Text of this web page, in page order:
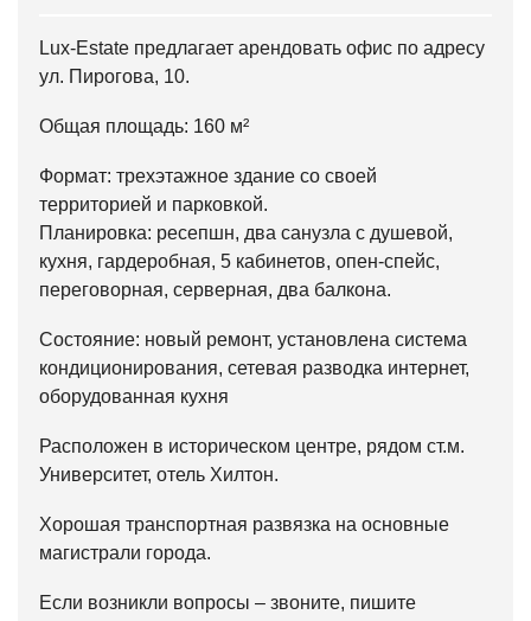
Lux-Estate предлагает арендовать офис по адресу
ул. Пирогова, 10.
Общая площадь: 160 м²
Формат: трехэтажное здание со своей
территорией и парковкой.
Планировка: ресепшн, два санузла с душевой,
кухня, гардеробная, 5 кабинетов, опен-спейс,
переговорная, серверная, два балкона.
Состояние: новый ремонт, установлена система
кондиционирования, сетевая разводка интернет,
оборудованная кухня
Расположен в историческом центре, рядом ст.м.
Университет, отель Хилтон.
Хорошая транспортная развязка на основные
магистрали города.
Если возникли вопросы – звоните, пишите